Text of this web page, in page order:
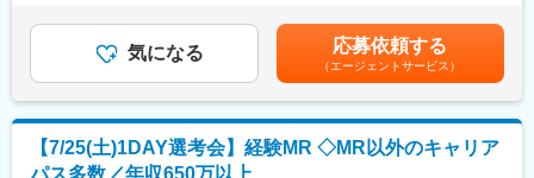
・ジェネリック医薬品のプロモーション
※1プロジェクトを約2年程度担当します。
※プロジェクトマネージャー、スーパーバイザー(SV)より、日々の
活動についてフォローを受けられる環境です。全国にSVを配置
し、素早くフォローができる体制をとっています。
変更の範囲：会社の定める業務
慢性疾患など幅広い知識を身に着けていただき、基盤が整った後
専門領域プログラムにチャレンジできます。本プログラムでは集
合研修（症例検討など）のほか、学会聴講、専門医とのロープレ
試験など、個人の自己学習だけでは身に着けることが難しい深い
知見を身に着けることが可能です。また、取得した知識が発揮で
きるプロジェクトに配属できるよう、全社でバックアップしてい
ます。
などを考慮し、規定により決定します。昇給：年1回【年収例】手
当・日当含む750万円／ＭＲ（33歳）入社1年目賃金はあくまでも
目安の金額であり、選考を通じて上下する可能性があります。月
給(月額)は固定手当を含めた表記です。
気になる 応募依頼する
（エージェントサービス）
【7/25(土)1DAY選考会】経験MR ◇MR以外のキャリア
パス多数／年収650万以上